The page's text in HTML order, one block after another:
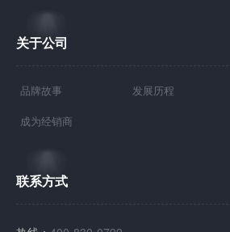
关于公司
品牌故事 发展历程
成为经销商
联系方式